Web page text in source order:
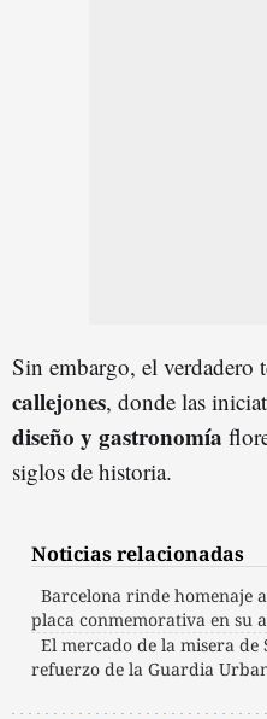
Sin embargo, el verdadero
callejones, donde las
diseño y gastronomía
siglos de historia.
Noticias relacionadas
Barcelona rinde homenaje
placa conmemorativa en su
El mercado de la misera de
refuerzo de la Guardia